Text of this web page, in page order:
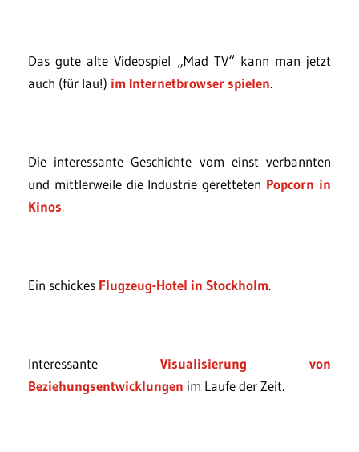
Das gute alte Videospiel „Mad TV“ kann man jetzt
auch (für lau!) im Internetbrowser spielen.
Die interessante Geschichte vom einst verbannten
und mittlerweile die Industrie geretteten Popcorn in
Kinos.
Ein schickes Flugzeug-Hotel in Stockholm.
Interessante Visualisierung von
Beziehungsentwicklungen im Laufe der Zeit.